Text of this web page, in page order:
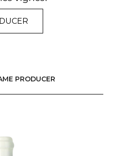
PRODUCER